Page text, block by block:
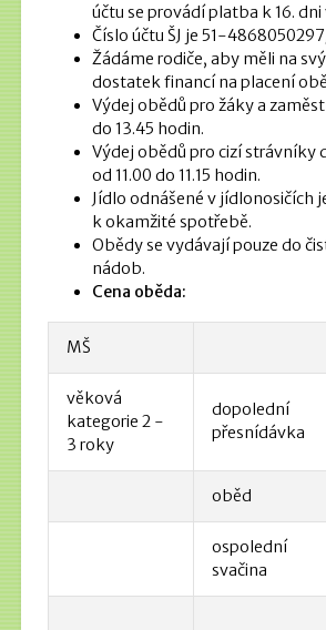
účtu se provádí platba k 16. dni
Číslo účtu ŠJ je 51-
Žádáme rodiče, aby měli na
dostatek financí na placení
Výdej obědů pro žáky a
do 13.45 hodin.
Výdej obědů pro cizí strávníky
od 11.00 do 11.15 hodin.
Jídlo odnášené v jídlonosičích
k okamžité spotřebě.
Obědy se vydávají pouze do
nádob.
Cena oběda:
MŠ
věková
kategorie 2 -
3 roky
dopolední
přesnídávka
oběd
ospolední
svačina